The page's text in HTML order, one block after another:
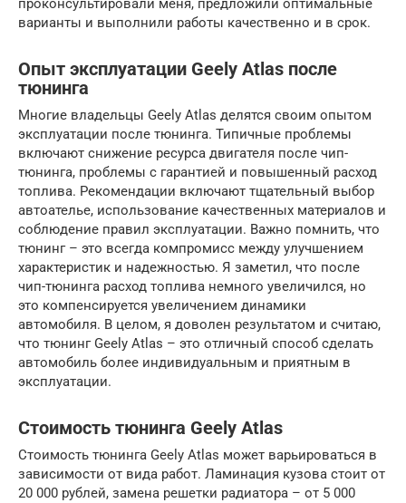
проконсультировали меня, предложили оптимальные
варианты и выполнили работы качественно и в срок.
Опыт эксплуатации Geely Atlas после
тюнинга
Многие владельцы Geely Atlas делятся своим опытом
эксплуатации после тюнинга. Типичные проблемы
включают снижение ресурса двигателя после чип-
тюнинга, проблемы с гарантией и повышенный расход
топлива. Рекомендации включают тщательный выбор
автоателье, использование качественных материалов и
соблюдение правил эксплуатации. Важно помнить, что
тюнинг – это всегда компромисс между улучшением
характеристик и надежностью. Я заметил, что после
чип-тюнинга расход топлива немного увеличился, но
это компенсируется увеличением динамики
автомобиля. В целом, я доволен результатом и считаю,
что тюнинг Geely Atlas – это отличный способ сделать
автомобиль более индивидуальным и приятным в
эксплуатации.
Стоимость тюнинга Geely Atlas
Стоимость тюнинга Geely Atlas может варьироваться в
зависимости от вида работ. Ламинация кузова стоит от
20 000 рублей, замена решетки радиатора – от 5 000